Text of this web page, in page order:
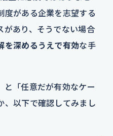
度がある企業を志望する
があり、そうでない場合
を深めるうえで有効な手
と「任意だが有効なケー
、以下で確認してみまし